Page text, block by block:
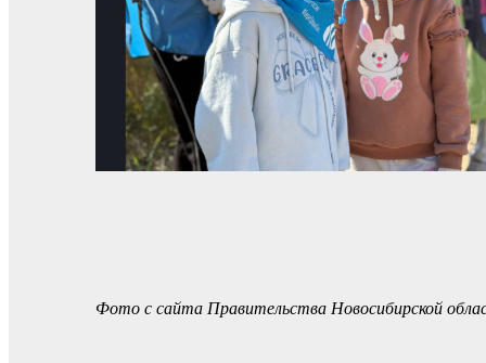
Фото с сайта Правительства Новосибирской